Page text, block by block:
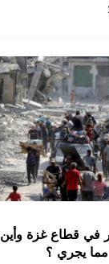
في قطاع غزة وأين
يجري ؟